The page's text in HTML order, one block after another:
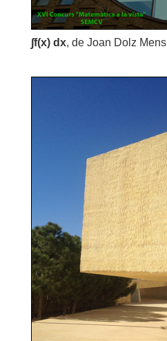
∫f(x) dx, de Joan Dolz